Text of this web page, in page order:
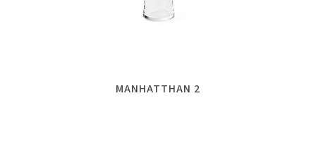
MANHATTHAN 2